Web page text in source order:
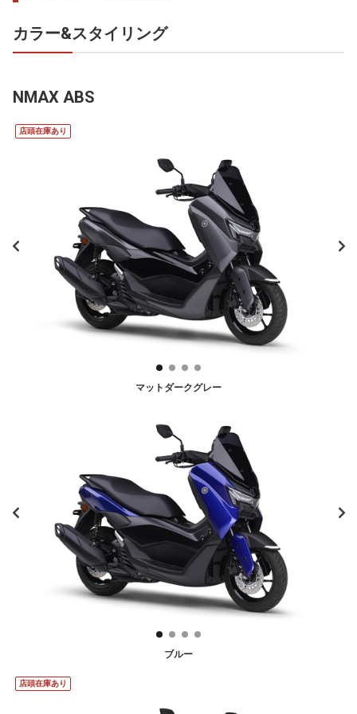
カラー&スタイリング
NMAX ABS
店頭在庫あり
マットダークグレー
ブルー
店頭在庫あり